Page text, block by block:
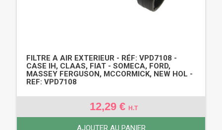
FILTRE A AIR EXTERIEUR - RÉF: VPD7108 -
CASE IH, CLAAS, FIAT - SOMECA, FORD,
MASSEY FERGUSON, MCCORMICK, NEW HOL -
REF: VPD7108
12,29 € H.T
AJOUTER AU PANIER